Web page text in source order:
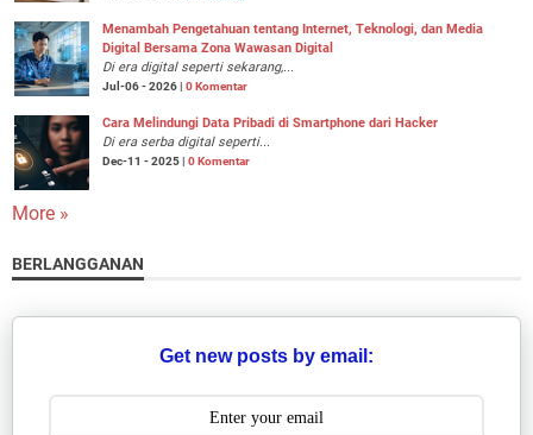
Menambah Pengetahuan tentang Internet, Teknologi, dan Media
Digital Bersama Zona Wawasan Digital
Di era digital seperti sekarang,...
Jul-06 - 2026 | 0 Komentar
Cara Melindungi Data Pribadi di Smartphone dari Hacker
Di era serba digital seperti...
Dec-11 - 2025 | 0 Komentar
More »
BERLANGGANAN
Get new posts by email: